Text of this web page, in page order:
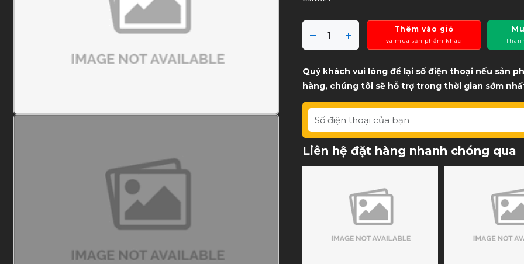
Thêm vào giỏ
và mua sản phẩm khác
Quý khách vui lòng để lại số điện thoại nếu sản
hàng, chúng tôi sẽ hỗ trợ trong thời gian sớm
Liên hệ đặt hàng nhanh chóng qua